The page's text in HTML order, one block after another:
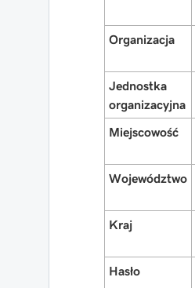
Organizacja
Jednostka
organizacyjna
Miejscowość
Województwo
Kraj
Hasło